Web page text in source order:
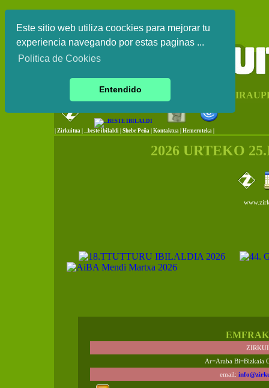
Este sitio web utiliza coockies para mejorar tu
experiencia navegando por estas paginas ...
Politica de Cookies
Entendido
EUSKAL HERRIKO
Zirkuitua ...beste ibilaldi Shebe Peña Kontaktua Hemeroteka |
2026 URTEKO
Ar=Araba Bi=Bizkaia
email: